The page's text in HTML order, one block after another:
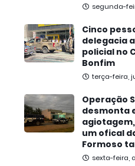
segunda-
Cinco
delegacia
policial no
Bonfim
terça-feira,
Operação
desmonta
um ofical
Formoso
sexta-feira,